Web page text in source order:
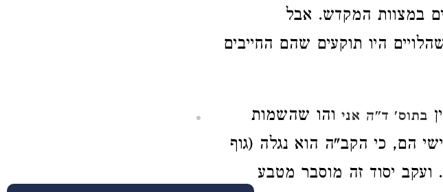
במצוות המקדש. אבל
היו תוקעים שהם החייבים
בתוס' ד"ה אני והו שהשמות
הם, כי הקב"ה הוא נגלה (גוף
ועקב יסוד זה מוסבר מטבע